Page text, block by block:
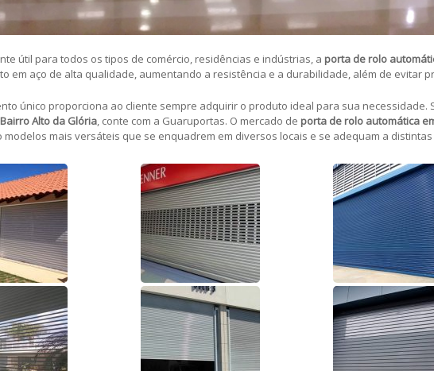
útil para todos os tipos de comércio, residências e indústrias, a porta de rolo
em aço de alta qualidade, aumentando a resistência e a durabilidade, além de evitar
único proporciona ao cliente sempre adquirir o produto ideal para sua necessidade.
Alto da Glória, conte com a Guaruportas. O mercado de porta de rolo automática
modelos mais versáteis que se enquadrem em diversos locais e se adequam a